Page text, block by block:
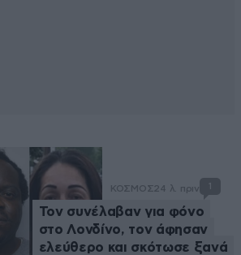
ΚΟΣΜΟΣ24 λ. πριν 1
Τον συνέλαβαν για φόνο
στο Λονδίνο, τον άφησαν
ελεύθερο και σκότωσε ξανά